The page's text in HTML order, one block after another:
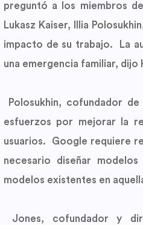
preguntó a los miembros
Lukasz Kaiser, Illia
impacto de su trabajo. La
una emergencia familiar, dijo
Polosukhin, cofundador
esfuerzos por mejorar la
usuarios. Google requiere
necesario diseñar
modelos existentes en
Jones, cofundador y